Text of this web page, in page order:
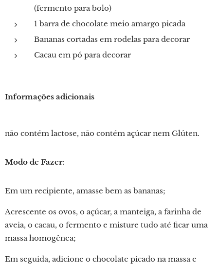
(fermento para bolo)
1 barra de chocolate meio amargo picada
Bananas cortadas em rodelas para decorar
Cacau em pó para decorar
Informações adicionais
não contém lactose, não contém açúcar nem Glúten.
Modo de Fazer:
Em um recipiente, amasse bem as bananas;
Acrescente os ovos, o açúcar, a manteiga, a farinha de
aveia, o cacau, o fermento e misture tudo até ficar uma
massa homogênea;
Em seguida, adicione o chocolate picado na massa e